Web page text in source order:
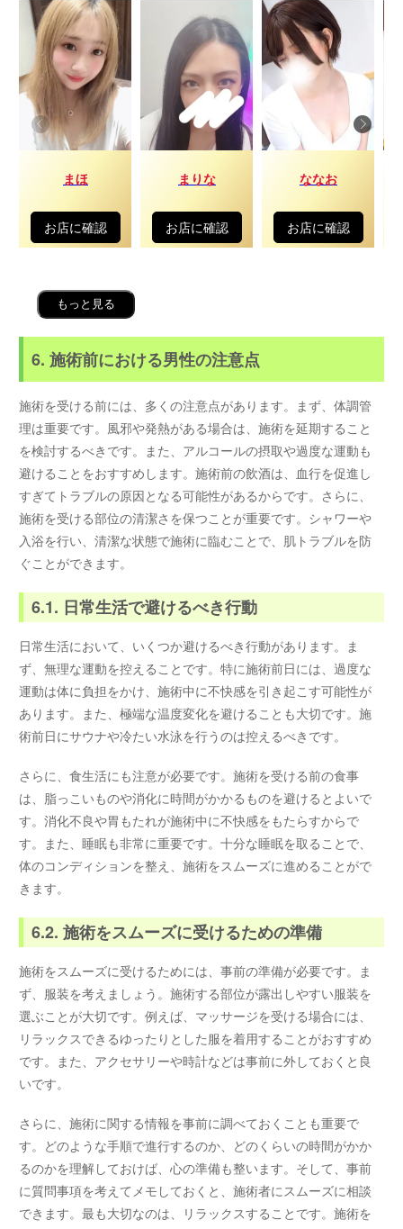
まほ
お店に確認
まりな
お店に確認
ななお
お店に確認
もっと見る
6. 施術前における男性の注意点
施術を受ける前には、多くの注意点があります。まず、体調管
理は重要です。風邪や発熱がある場合は、施術を延期すること
を検討するべきです。また、アルコールの摂取や過度な運動も
避けることをおすすめします。施術前の飲酒は、血行を促進し
すぎてトラブルの原因となる可能性があるからです。さらに、
施術を受ける部位の清潔さを保つことが重要です。シャワーや
入浴を行い、清潔な状態で施術に臨むことで、肌トラブルを防
ぐことができます。
6.1. 日常生活で避けるべき行動
日常生活において、いくつか避けるべき行動があります。ま
ず、無理な運動を控えることです。特に施術前日には、過度な
運動は体に負担をかけ、施術中に不快感を引き起こす可能性が
あります。また、極端な温度変化を避けることも大切です。施
術前日にサウナや冷たい水泳を行うのは控えるべきです。
さらに、食生活にも注意が必要です。施術を受ける前の食事
は、脂っこいものや消化に時間がかかるものを避けるとよいで
す。消化不良や胃もたれが施術中に不快感をもたらすからで
す。また、睡眠も非常に重要です。十分な睡眠を取ることで、
体のコンディションを整え、施術をスムーズに進めることがで
きます。
6.2. 施術をスムーズに受けるための準備
施術をスムーズに受けるためには、事前の準備が必要です。ま
ず、服装を考えましょう。施術する部位が露出しやすい服装を
選ぶことが大切です。例えば、マッサージを受ける場合には、
リラックスできるゆったりとした服を着用することがおすすめ
です。また、アクセサリーや時計などは事前に外しておくと良
いです。
さらに、施術に関する情報を事前に調べておくことも重要で
す。どのような手順で進行するのか、どのくらいの時間がかか
るのかを理解しておけば、心の準備も整います。そして、事前
に質問事項を考えてメモしておくと、施術者にスムーズに相談
できます。最も大切なのは、リラックスすることです。施術を